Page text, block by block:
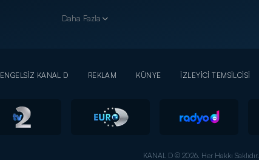
Daha Fazla
ENGELSİZ KANAL D REKLAM KÜNYE İZLEYİCİ TEMSİLCİSİ
KANAL D © 2026. Her Hakkı Saklıdır.